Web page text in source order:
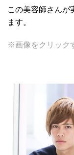
この美容師さんが
ます。
※画像をクリック